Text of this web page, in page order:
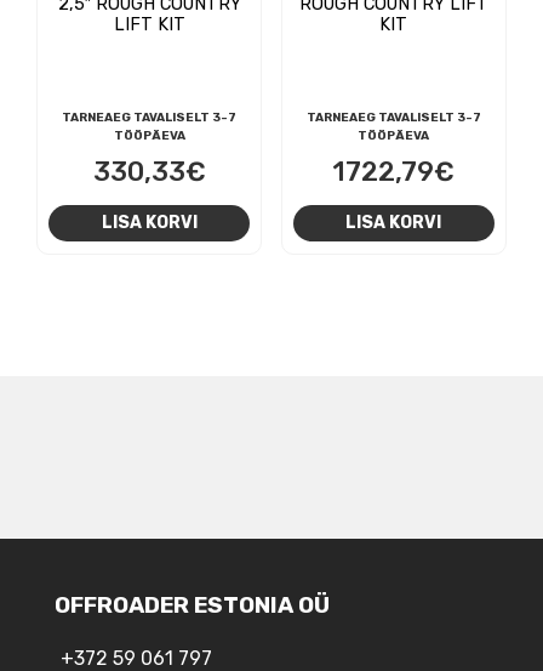
LIFT KIT
TARNEAEG TAVALISELT 3-7
TÖÖPÄEVA
330,33€
LISA KORVI
KIT
TARNEAEG TAVALISELT 3-7
TÖÖPÄEVA
1722,79€
LISA KORVI
OFFROADER ESTONIA OÜ
+372 59 061 797